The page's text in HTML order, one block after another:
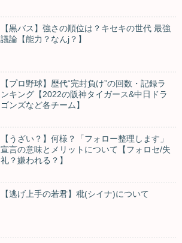
【黒バス】強さの順位は？キセキの世代 最強
議論【能力？なんj？】
【プロ野球】歴代“完封負け”の回数・記録ラ
ンキング【2022の阪神タイガース&中日ドラ
ゴンズなど各チーム】
【うざい？】何様？「フォロー整理します」
宣言の意味とメリットについて【フォロセ/失
礼？嫌われる？】
【逃げ上手の若君】秕(シイナ)について